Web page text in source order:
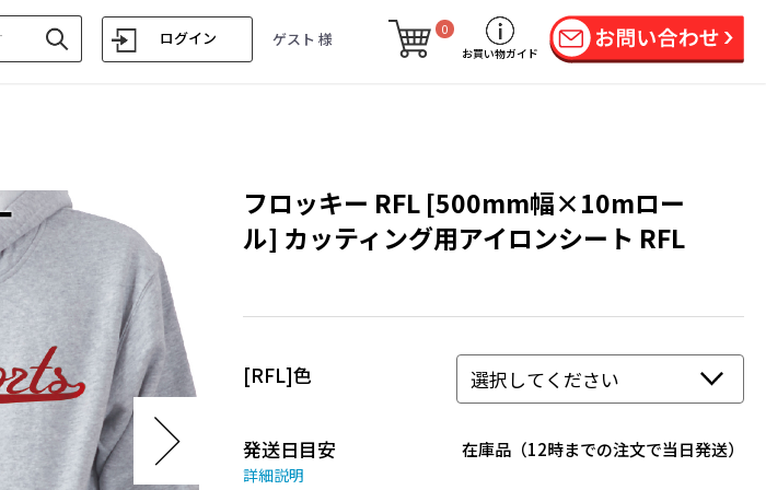
ログイン ゲスト 様
0
お買い物ガイド
フロッキー RFL [500mm幅×10mロー
ル] カッティング用アイロンシート RFL
[RFL]色
発送日目安
詳細説明
在庫品（12時までの注文で当日発送）